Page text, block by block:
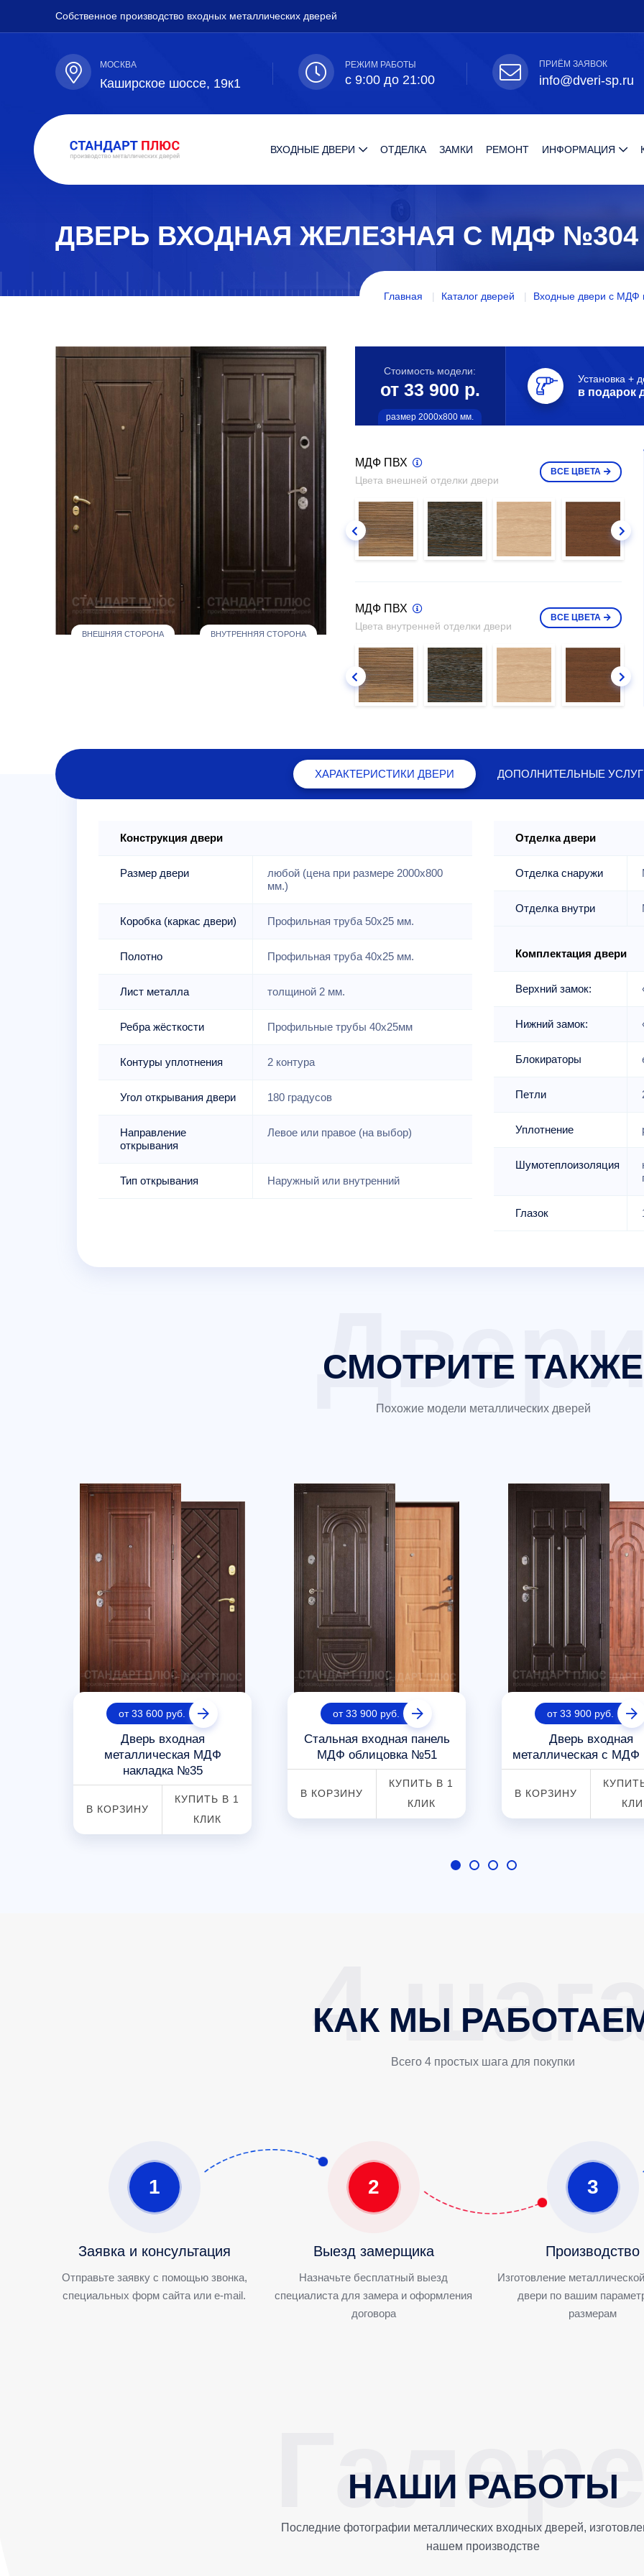
Собственное производство входных металлических дверей
МОСКВА
Каширское шоссе, 19к1
РЕЖИМ РАБОТЫ
с 9:00 до 21:00
ПРИЁМ ЗАЯВОК
info@dveri-sp.ru
ВХОДНЫЕ ДВЕРИ ОТДЕЛКА ЗАМКИ РЕМОНТ ИНФОРМАЦИЯ
ДВЕРЬ ВХОДНАЯ ЖЕЛЕЗНАЯ С МДФ №304
Главная Каталог дверей Входные двери с МДФ
ВНЕШНЯЯ СТОРОНА ВНУТРЕННЯЯ СТОРОНА
Стоимость модели:
от 33 900 р.
размер 2000х800 мм.
Установка +
в подарок
МДФ ПВХ
Цвета внешней отделки двери
ВСЕ ЦВЕТА
МДФ ПВХ
Цвета внутренней отделки двери
ВСЕ ЦВЕТА
ХАРАКТЕРИСТИКИ ДВЕРИ ДОПОЛНИТЕЛЬНЫЕ
Конструкция двери
Размер двери
любой (цена при размере 2000x800
мм.)
Коробка (каркас двери) Профильная труба 50х25 мм.
Полотно Профильная труба 40х25 мм.
Лист металла толщиной 2 мм.
Ребра жёсткости Профильные трубы 40х25мм
Контуры уплотнения 2 контура
Угол открывания двери 180 градусов
Направление
открывания
Левое или правое (на выбор)
Тип открывания Наружный или внутренний
Отделка двери
Отделка снаружи
Отделка внутри
Комплектация двери
Верхний замок:
Нижний замок:
Блокираторы
Петли
Уплотнение
Шумотеплоизоляция
Глазок
СМОТРИТЕ ТАКЖЕ
Похожие модели металлических дверей
от 33 600 руб.
Дверь входная
металлическая МДФ
накладка №35
В КОРЗИНУ
КУПИТЬ В 1
КЛИК
от 33 900 руб.
Стальная входная панель
МДФ облицовка №51
В КОРЗИНУ
КУПИТЬ В 1
КЛИК
от 33 900 руб.
Дверь входная
металлическая с
В КОРЗИНУ
КАК МЫ
Всего 4 простых шага для покупки
1
Заявка и консультация
Отправьте заявку с помощью звонка,
специальных форм сайта или e-mail.
2
Выезд замерщика
Назначьте бесплатный выезд
специалиста для замера и оформления
договора
3
Производство
Изготовление
двери по вашим
размерам
НАШИ РАБОТЫ
Последние фотографии металлических входных дверей,
нашем производстве